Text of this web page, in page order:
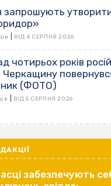
запрошують
ВІД 4 СЕРПНЯ 2026
чотирьох років
Черкащину
(ФОТО)
ВІД 5 СЕРПНЯ 2026
забезпечують